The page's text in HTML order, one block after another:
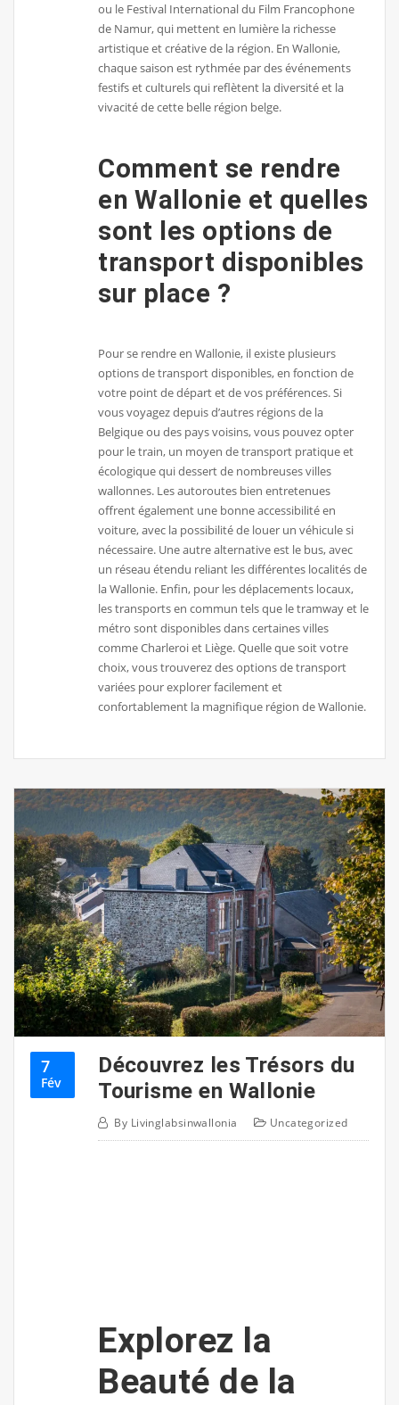
ou le Festival International du Film Francophone
de Namur, qui mettent en lumière la richesse
artistique et créative de la région. En Wallonie,
chaque saison est rythmée par des événements
festifs et culturels qui reflètent la diversité et la
vivacité de cette belle région belge.
Comment se rendre
en Wallonie et quelles
sont les options de
transport disponibles
sur place ?
Pour se rendre en Wallonie, il existe plusieurs
options de transport disponibles, en fonction de
votre point de départ et de vos préférences. Si
vous voyagez depuis d’autres régions de la
Belgique ou des pays voisins, vous pouvez opter
pour le train, un moyen de transport pratique et
écologique qui dessert de nombreuses villes
wallonnes. Les autoroutes bien entretenues
offrent également une bonne accessibilité en
voiture, avec la possibilité de louer un véhicule si
nécessaire. Une autre alternative est le bus, avec
un réseau étendu reliant les différentes localités de
la Wallonie. Enfin, pour les déplacements locaux,
les transports en commun tels que le tramway et le
métro sont disponibles dans certaines villes
comme Charleroi et Liège. Quelle que soit votre
choix, vous trouverez des options de transport
variées pour explorer facilement et
confortablement la magnifique région de Wallonie.
7
Fév
Découvrez les Trésors du
Tourisme en Wallonie
By Livinglabsinwallonia Uncategorized
Explorez la
Beauté de la